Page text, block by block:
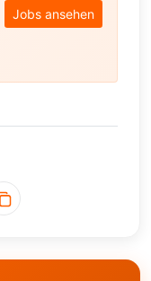
Jobs ansehen